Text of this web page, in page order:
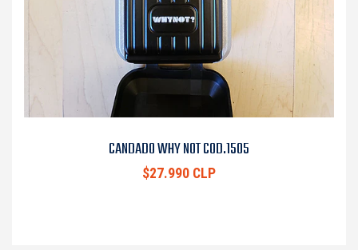
CANDADO WHY NOT COD.1505
$27.990 CLP